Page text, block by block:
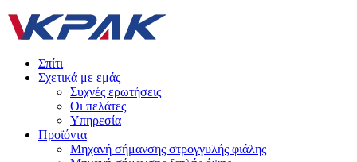
Σπίτι
Σχετικά με εμάς
Συχνές ερωτήσεις
Οι πελάτες
Υπηρεσία
Προϊόντα
Μηχανή σήμανσης στρογγυλής φιάλης